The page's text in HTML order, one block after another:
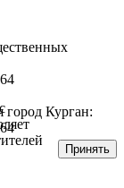
город Курган:
64
Принять